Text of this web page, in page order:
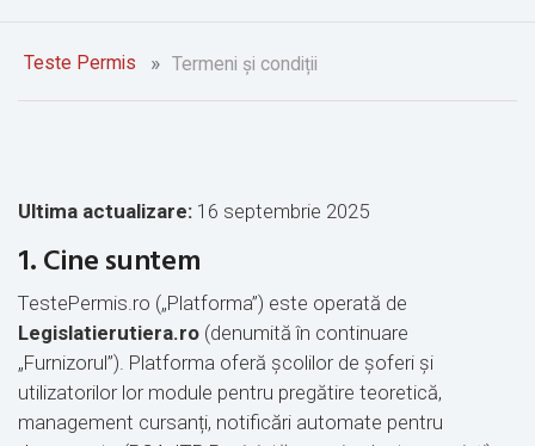
Teste Permis Termeni și condiții
Ultima actualizare: 16 septembrie 2025
1. Cine suntem
TestePermis.ro („Platforma”) este operată de
Legislatierutiera.ro (denumită în continuare
„Furnizorul”). Platforma oferă școlilor de șoferi și
utilizatorilor lor module pentru pregătire teoretică,
management cursanți, notificări automate pentru